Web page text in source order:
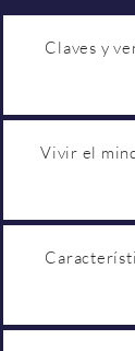
Claves y
Vivir el